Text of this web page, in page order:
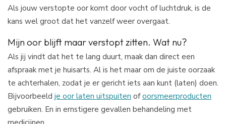
Als jouw verstopte oor komt door vocht of luchtdruk, is de
kans wel groot dat het vanzelf weer overgaat.
Mijn oor blijft maar verstopt zitten. Wat nu?
Als jij vindt dat het te lang duurt, maak dan direct een
afspraak met je huisarts. Al is het maar om de juiste oorzaak
te achterhalen, zodat je er gericht iets aan kunt (laten) doen.
Bijvoorbeeld je oor laten uitspuiten ofoorsmeerproducten
gebruiken. En in ernstigere gevallen behandeling met